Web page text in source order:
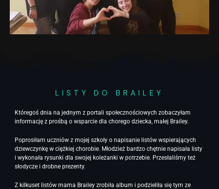
LISTY DO BRAILEY
Któregoś dnia na jednym z portali społecznościowych zobaczyłam
informację z prośbą o wsparcie dla chorego dziecka, małej Brailey.
Poprosiłam uczniów z mojej szkoły o napisanie listów wspierających
dziewczynkę w ciężkiej chorobie. Młodzież bardzo chętnie napisała listy
i wykonała rysunki dla swojej koleżanki w potrzebie. Przesłaliśmy też
słodycze i drobne prezenty.
Z kilkuset listów mama Brailey zrobiła album i podzieliła się tym ze